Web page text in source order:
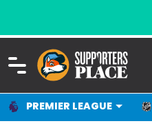
PREMIER LEAGUE